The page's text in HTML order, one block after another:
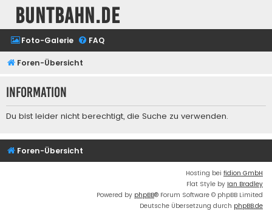
buntbahn.de
Foto-Galerie FAQ
Foren-Übersicht
Information
Du bist leider nicht berechtigt, die Suche zu verwenden.
Foren-Übersicht
Hosting bei fidion GmbH
Flat Style by Ian Bradley
Powered by phpBB® Forum Software © phpBB Limited
Deutsche Übersetzung durch phpBB.de